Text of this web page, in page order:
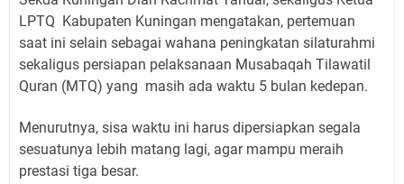
LPTQ Kabupaten Kuningan mengatakan, pertemuan
saat ini selain sebagai wahana peningkatan silaturahmi
sekaligus persiapan pelaksanaan Musabaqah Tilawatil
Quran (MTQ) yang masih ada waktu 5 bulan kedepan.
Menurutnya, sisa waktu ini harus dipersiapkan segala
sesuatunya lebih matang lagi, agar mampu meraih
prestasi tiga besar.